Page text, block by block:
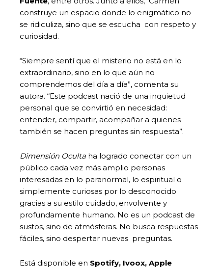
construye un espacio donde lo enigmático no
se ridiculiza, sino que se escucha con respeto y
curiosidad.
“Siempre sentí que el misterio no está en lo
extraordinario, sino en lo que aún no
comprendemos del día a día”, comenta su
autora. “Este podcast nació de una inquietud
personal que se convirtió en necesidad:
entender, compartir, acompañar a quienes
también se hacen preguntas sin respuesta”.
Dimensión Oculta ha logrado conectar con un
público cada vez más amplio personas
interesadas en lo paranormal, lo espiritual o
simplemente curiosas por lo desconocido
gracias a su estilo cuidado, envolvente y
profundamente humano. No es un podcast de
sustos, sino de atmósferas. No busca respuestas
fáciles, sino despertar nuevas preguntas.
Está disponible en Spotify, Ivoox, Apple